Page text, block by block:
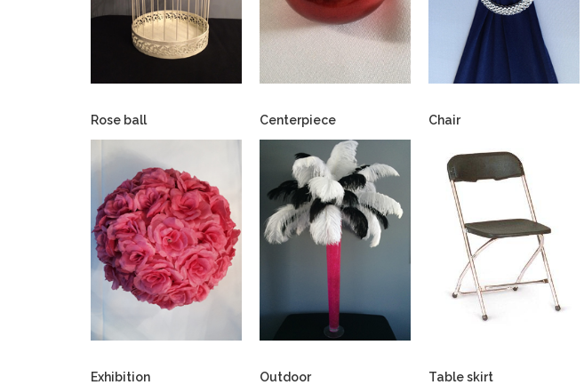
Rose ball Centerpiece Chair
Exhibition Outdoor Table skirt